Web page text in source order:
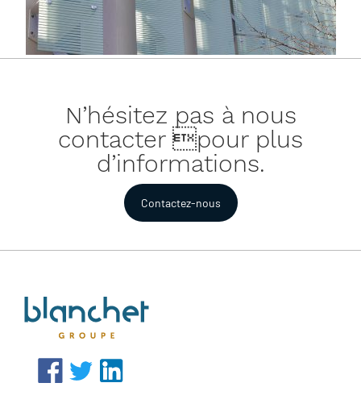
N’hésitez pas à nous
contacter pour plus
d’informations.
Contactez-nous